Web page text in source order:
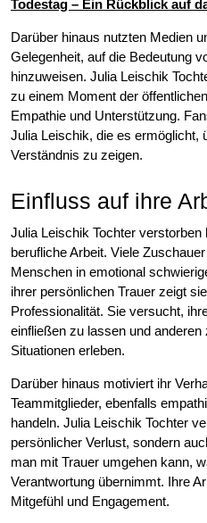
Todestag – Ein Rückblick auf
Darüber hinaus nutzten Medien
Gelegenheit, auf die Bedeutung
hinzuweisen. Julia Leischik
zu einem Moment der
Empathie und Unterstützung.
Julia Leischik, die es ermöglicht,
Verständnis zu zeigen.
Einfluss auf ihre
Julia Leischik Tochter
berufliche Arbeit. Viele
Menschen in emotional
ihrer persönlichen Trauer zeigt
Professionalität. Sie versucht,
einfließen zu lassen und anderen
Situationen erleben.
Darüber hinaus motiviert ihr
Teammitglieder, ebenfalls
handeln. Julia Leischik Tochter
persönlicher Verlust, sondern
man mit Trauer umgehen kann,
Verantwortung übernimmt. Ihre
Mitgefühl und Engagement.